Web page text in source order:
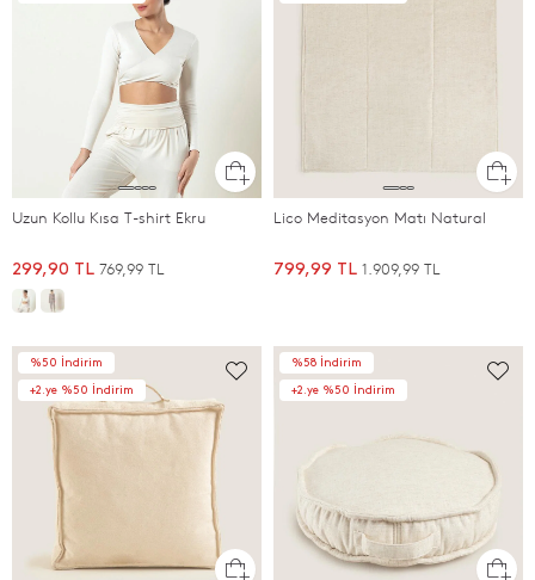
Uzun Kollu Kısa T-shirt Ekru
299,90 TL 769,99 TL
Lico Meditasyon Matı Natural
799,99 TL 1.909,99 TL
%50 İndirim
+2.ye %50 İndirim
%58 İndirim
+2.ye %50 İndirim